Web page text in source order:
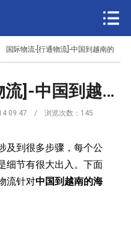
国际物流-[行通物流]-中国到越南的
国际物流-[行通物流]-中国到越南的海运操作流程
09:47 / 浏览次数： 145
及到很多步骤，每个公
细节有很大出入。下面
流针对中国到越南的海